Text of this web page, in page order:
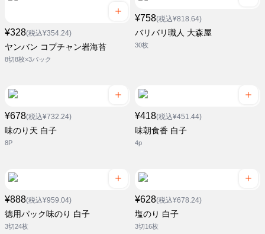
¥328(税込¥354.24)
ヤンバン コプチャン岩海苔
8切8枚×3パック
¥758(税込¥818.64)
バリバリ職人 大森屋
30枚
¥678(税込¥732.24)
味のり天 白子
8P
¥418(税込¥451.44)
味朝食香 白子
4p
¥888(税込¥959.04)
徳用パック味のり 白子
3切24枚
¥628(税込¥678.24)
塩のり 白子
3切16枚